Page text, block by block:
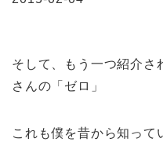
そして、もう一つ紹介さ
さんの「ゼロ」
これも僕を昔から知って